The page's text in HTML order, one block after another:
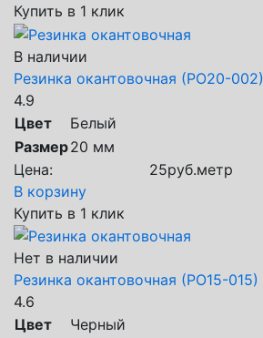
Купить в 1 клик
В наличии
Резинка окантовочная (РО20-002)
4.9
Цвет
Белый
Размер20 мм
Цена:
25руб.метр
В корзину
Купить в 1 клик
Нет в наличии
Резинка окантовочная (РО15-015)
4.6
Цвет
Черный